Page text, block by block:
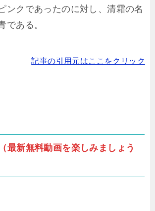
ンクであったのに対し、清霜の名
ある。
記事の引用元はここをクリック
新無料動画を楽しみましょう